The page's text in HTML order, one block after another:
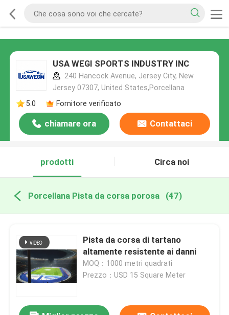
USA WEGI SPORTS INDUSTRY INC
240 Hancock Avenue, Jersey City, New
Jersey 07307, United States,Porcellana
5.0
Fornitore verificato
chiamare ora Contattaci
prodotti Circa noi
Porcellana Pista da corsa porosa (47)
Pista da corsa di tartano
altamente resistente ai danni
MOQ：1000 metri quadrati
Prezzo：USD 15 Square Meter